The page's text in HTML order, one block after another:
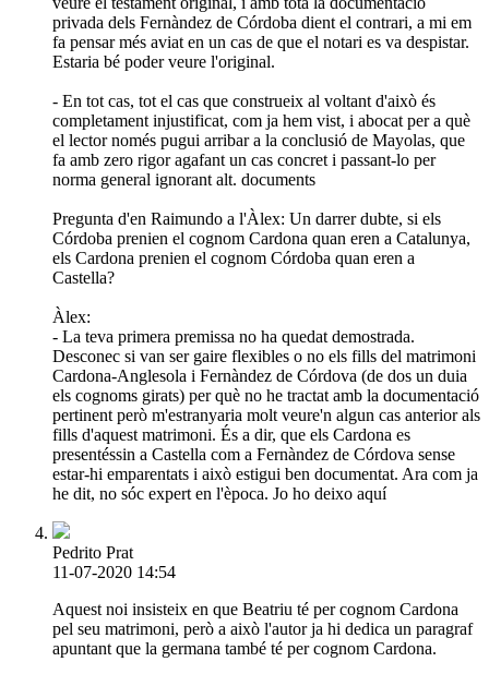
privada dels Fernàndez de Córdoba dient el contrari, a mi em
fa pensar més aviat en un cas de que el notari es va despistar.
Estaria bé poder veure l'original.
- En tot cas, tot el cas que construeix al voltant d'això és
completament injustificat, com ja hem vist, i abocat per a què
el lector només pugui arribar a la conclusió de Mayolas, que
fa amb zero rigor agafant un cas concret i passant-lo per
norma general ignorant alt. documents
Pregunta d'en Raimundo a l'Àlex: Un darrer dubte, si els
Córdoba prenien el cognom Cardona quan eren a Catalunya,
els Cardona prenien el cognom Córdoba quan eren a
Castella?
Àlex:
- La teva primera premissa no ha quedat demostrada.
Desconec si van ser gaire flexibles o no els fills del matrimoni
Cardona-Anglesola i Fernàndez de Córdova (de dos un duia
els cognoms girats) per què no he tractat amb la documentació
pertinent però m'estranyaria molt veure'n algun cas anterior als
fills d'aquest matrimoni. És a dir, que els Cardona es
presentéssin a Castella com a Fernàndez de Córdova sense
estar-hi emparentats i això estigui ben documentat. Ara com ja
he dit, no sóc expert en l'època. Jo ho deixo aquí
Pedrito Prat
11-07-2020 14:54
Aquest noi insisteix en que Beatriu té per cognom Cardona
pel seu matrimoni, però a això l'autor ja hi dedica un paragraf
apuntant que la germana també té per cognom Cardona.